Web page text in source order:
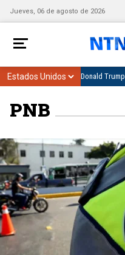
Jueves, 06 de agosto de 2026
Donald Trump
PNB